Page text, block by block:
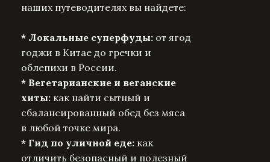
наших путеводителях вы найдете:
* Локальные суперфуды: от ягод
годжи в Китае до гречки и
облепихи в России.
* Вегетарианские и веганские
хиты: как найти сытный и
сбалансированный обед без мяса
в любой точке мира.
* Гид по уличной еде: как
отличить безопасный и полезный